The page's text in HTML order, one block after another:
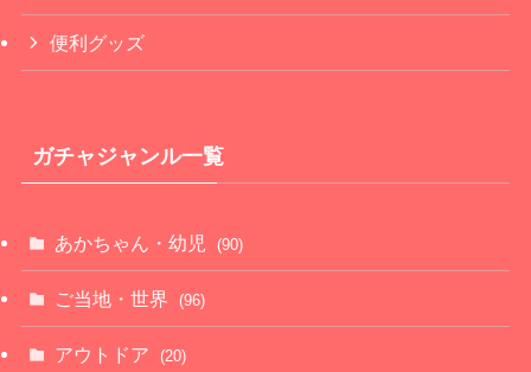
便利グッズ
ガチャジャンル一覧
あかちゃん・幼児 (90)
ご当地・世界 (96)
アウトドア (20)